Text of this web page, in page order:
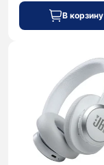
В корзину